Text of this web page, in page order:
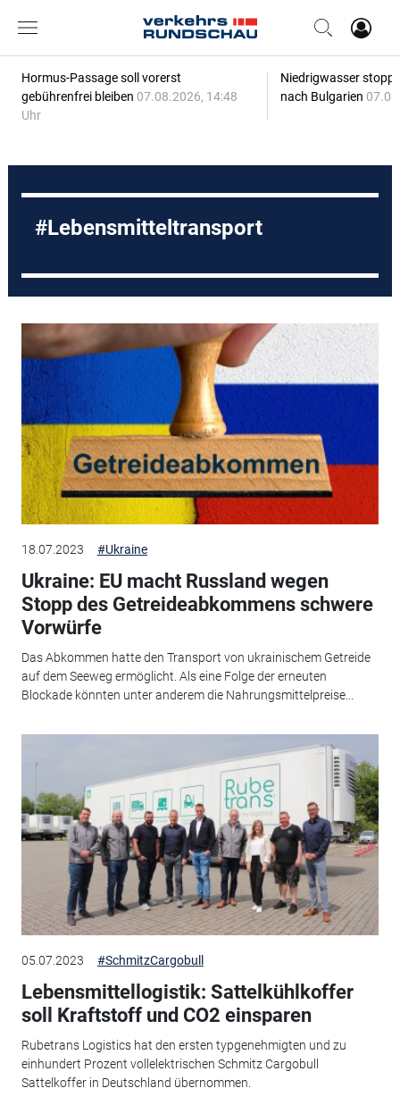
Hormus-Passage soll vorerst
gebührenfrei bleiben 07.08.2026, 14:48
Uhr
Niedrigwasser
nach Bulgarien
Lebensmitteltransport
18.07.2023 #Ukraine
Ukraine: EU macht Russland wegen
Stopp des Getreideabkommens schwere
Vorwürfe
Das Abkommen hatte den Transport von ukrainischem Getreide
auf dem Seeweg ermöglicht. Als eine Folge der erneuten
Blockade könnten unter anderem die Nahrungsmittelpreise...
05.07.2023 #SchmitzCargobull
Lebensmittellogistik: Sattelkühlkoffer
soll Kraftstoff und CO2 einsparen
Rubetrans Logistics hat den ersten typgenehmigten und zu
einhundert Prozent vollelektrischen Schmitz Cargobull
Sattelkoffer in Deutschland übernommen.